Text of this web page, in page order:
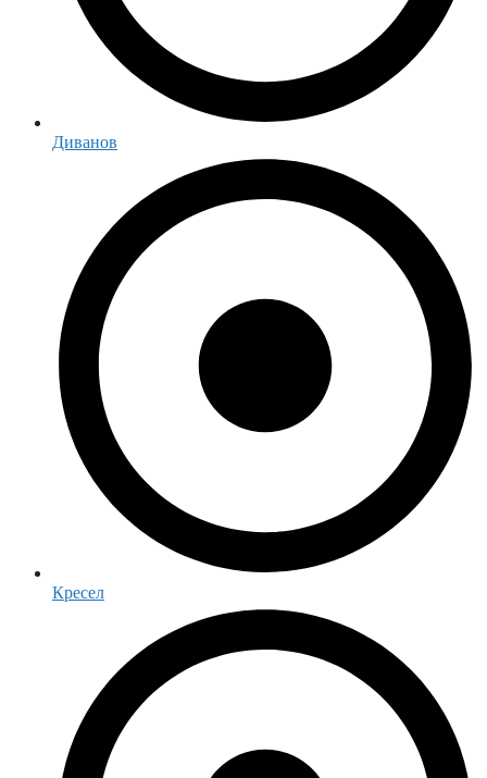
Диванов
Кресел